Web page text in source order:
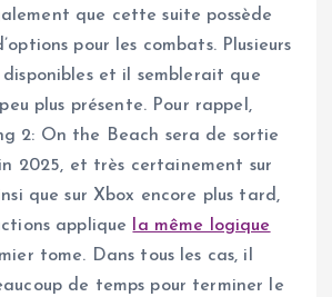
que cette suite possède
pour les combats. Plusieurs
et il semblerait que
plus présente. Pour rappel,
2: On the Beach sera de sortie
2025, et très certainement sur
que sur Xbox encore plus tard,
applique la même logique
tome. Dans tous les cas, il
de temps pour terminer le